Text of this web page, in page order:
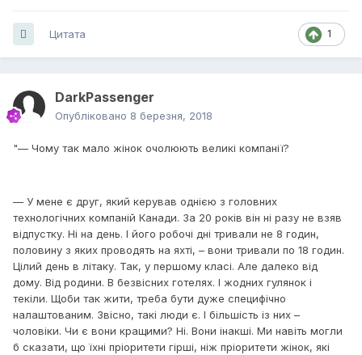
1
Цитата
DarkPassenger
Опубліковано 8 березня, 2018
"— Чому так мало жінок очолюють великі компанії?
— У мене є друг, який керував однією з головних
технологічних компаній Канади. За 20 років він ні разу не взяв
відпустку. Ні на день. І його робочі дні тривали не 8 годин,
половину з яких проводять на яхті, – вони тривали по 18 годин.
Цілий день в літаку. Так, у першому класі. Але далеко від
дому. Від родини. В безвісних готелях. І жодних гулянок і
текіли. Щоби так жити, треба бути дуже специфічно
налаштованим. Звісно, такі люди є. І більшість із них –
чоловіки. Чи є вони кращими? Ні. Вони інакші. Ми навіть могли
б сказати, що їхні пріоритети гірші, ніж пріоритети жінок, які